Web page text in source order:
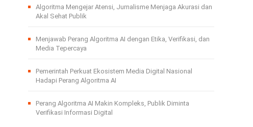
Algoritma Mengejar Atensi, Jurnalisme Menjaga Akurasi dan
Akal Sehat Publik
Menjawab Perang Algoritma AI dengan Etika, Verifikasi, dan
Media Tepercaya
Pemerintah Perkuat Ekosistem Media Digital Nasional
Hadapi Perang Algoritma AI
Perang Algoritma AI Makin Kompleks, Publik Diminta
Verifikasi Informasi Digital